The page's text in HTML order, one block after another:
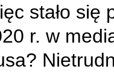
stało się
r. w